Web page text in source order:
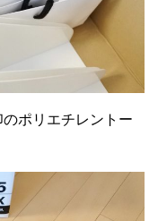
ポリエチレントー